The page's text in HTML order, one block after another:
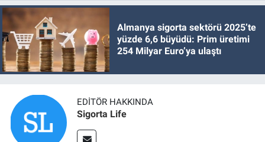
Almanya sigorta sektörü 2025’te
yüzde 6,6 büyüdü: Prim üretimi
254 Milyar Euro’ya ulaştı
EDITÖR HAKKINDA
Sigorta Life